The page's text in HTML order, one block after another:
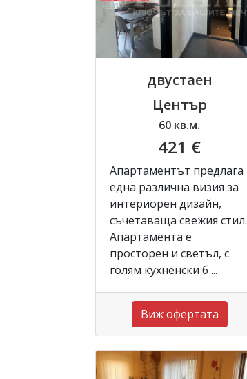
двустаен
Център
60 кв.м.
421 €
Апартаментът предлага
една различна визия за
интериорен дизайн,
съчетаваща свежия стил.
Апартамента е
просторен и светъл, с
голям кухненски б ...
Виж офертата